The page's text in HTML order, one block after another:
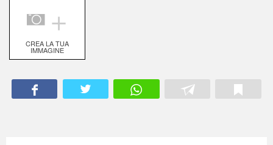
＋
CREA LA TUA
IMMAGINE